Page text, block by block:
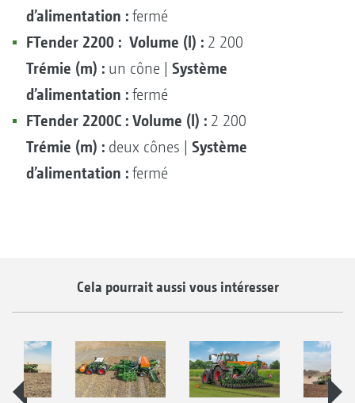
d’alimentation : fermé
FTender 2200 : Volume (l) : 2 200
Trémie (m) : un cône | Système
d’alimentation : fermé
FTender 2200C : Volume (l) : 2 200
Trémie (m) : deux cônes | Système
d’alimentation : fermé
Cela pourrait aussi vous intéresser